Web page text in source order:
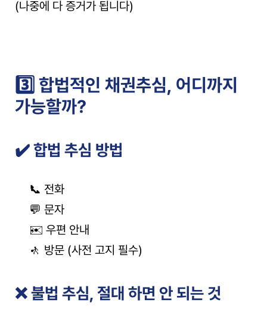
(나중에 다 증거가 됩니다)
3️⃣ 합법적인 채권추심, 어디까지
가능할까?
✔️ 합법 추심 방법
📞 전화
💬 문자
✉️ 우편 안내
🚶 방문 (사전 고지 필수)
❌ 불법 추심, 절대 하면 안 되는 것